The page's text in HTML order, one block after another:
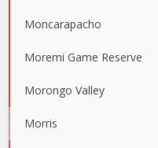
Moncarapacho
Moremi Game Reserve
Morongo Valley
Morris